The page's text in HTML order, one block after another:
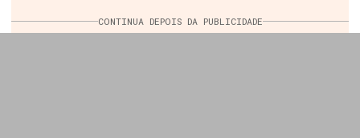
CONTINUA DEPOIS DA PUBLICIDADE